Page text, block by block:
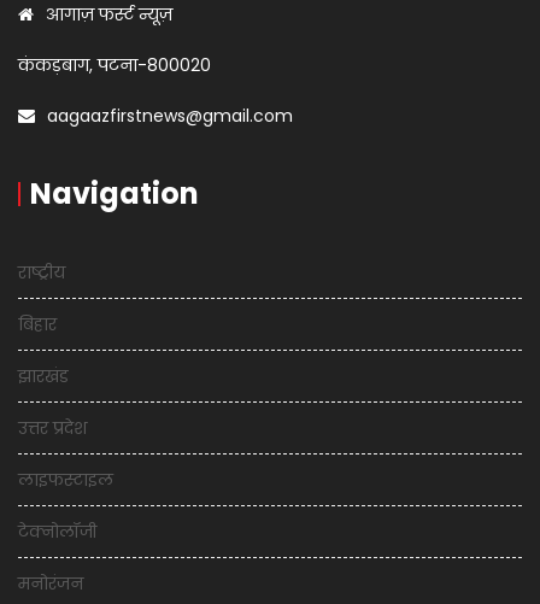
आगाज़ फर्स्ट न्यूज़
कंकड़बाग, पटना-800020
aagaazfirstnews@gmail.com
Navigation
राष्ट्रीय
बिहार
झारखंड
उत्तर प्रदेश
लाइफस्टाइल
टेक्नोलॉजी
मनोरंजन